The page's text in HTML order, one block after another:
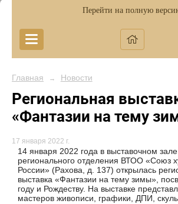
Перейти на полную
Главная → Новости
Региональная
«Фантазии на тему
17 января 2022 г.
14 января 2022 года в выставочном
регионального отделения ВТОО «Союз
России» (Рахова, д. 137) открылась
выставка «Фантазии на тему зимы»,
году и Рождеству. На выставке
мастеров живописи, графики, ДПИ,